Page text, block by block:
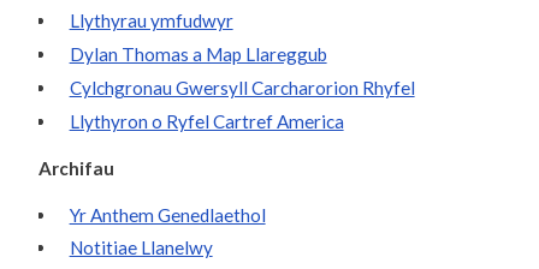
Llythyrau ymfudwyr
Dylan Thomas a Map Llareggub
Cylchgronau Gwersyll Carcharorion Rhyfel
Llythyron o Ryfel Cartref America
Archifau
Yr Anthem Genedlaethol
Notitiae Llanelwy